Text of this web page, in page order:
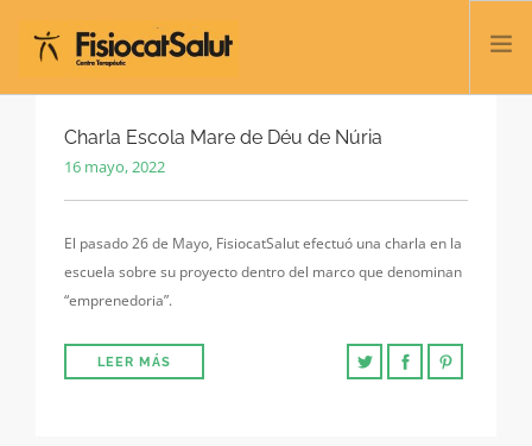
TRATAMIENTOS
SERVICIOS Y CLASES
CONTACTO
Charla Escola Mare de Déu de Núria
16 mayo, 2022
El pasado 26 de Mayo, FisiocatSalut efectuó una charla en la
escuela sobre su proyecto dentro del marco que denominan
“emprenedoria”.
LEER MÁS